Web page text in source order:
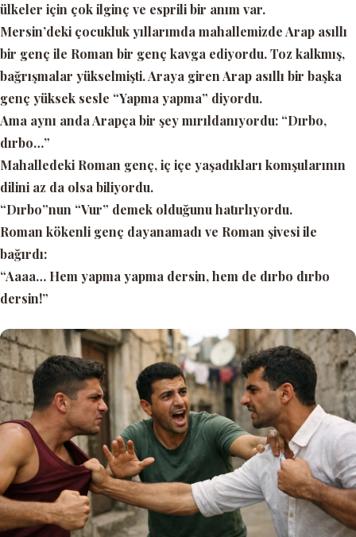
ülkeler için çok ilginç ve esprili bir anım var.
Mersin’deki çocukluk yıllarımda mahallemizde Arap asıllı
bir genç ile Roman bir genç kavga ediyordu. Toz kalkmış,
bağrışmalar yükselmişti. Araya giren Arap asıllı bir başka
genç yüksek sesle “Yapma yapma” diyordu.
Ama aynı anda Arapça bir şey mırıldanıyordu: “Dırbo,
dırbo…”
Mahalledeki Roman genç, iç içe yaşadıkları komşularının
dilini az da olsa biliyordu.
“Dırbo”nun “Vur” demek olduğunu hatırlıyordu.
Roman kökenli genç dayanamadı ve Roman şivesi ile
bağırdı:
“Aaaa… Hem yapma yapma dersin, hem de dırbo dırbo
dersin!”